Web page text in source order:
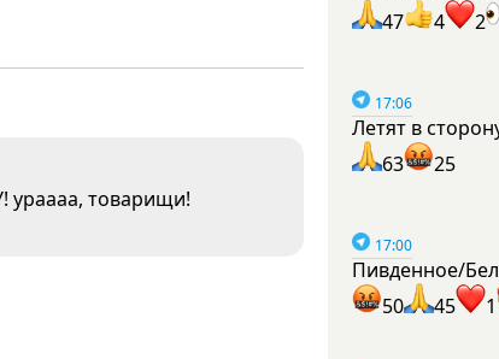
ураааа, товарищи!
47
4 2
17:06
Летят в
63
25
17:00
Пивденное/
50
45 1